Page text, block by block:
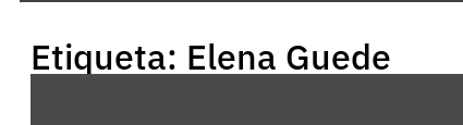
Etiqueta: Elena Guede